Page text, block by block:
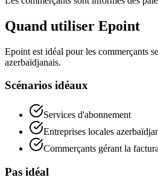
Quand utiliser Epoint
Epoint est idéal pour les commerçants
azerbaïdjanais.
Scénarios idéaux
Services d'abonnement
Entreprises locales
Commerçants gérant la
Pas idéal